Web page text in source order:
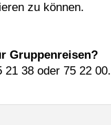
zu können.
Gruppenreisen?
21 38 oder 75 22 00.